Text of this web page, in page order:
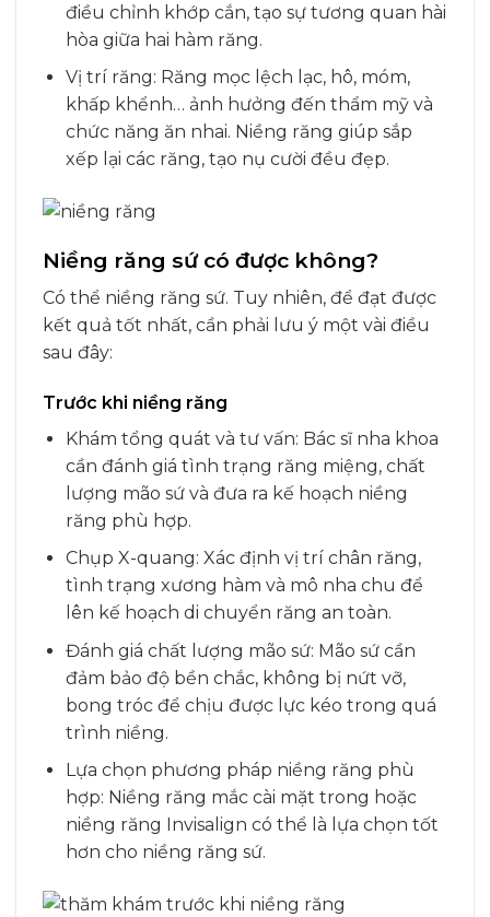
điều chỉnh khớp cắn, tạo sự tương quan hài
hòa giữa hai hàm răng.
Vị trí răng: Răng mọc lệch lạc, hô, móm,
khấp khểnh… ảnh hưởng đến thẩm mỹ và
chức năng ăn nhai. Niềng răng giúp sắp
xếp lại các răng, tạo nụ cười đều đẹp.
Niềng răng sứ có được không?
Có thể niềng răng sứ. Tuy nhiên, để đạt được
kết quả tốt nhất, cần phải lưu ý một vài điều
sau đây:
Trước khi niềng răng
Khám tổng quát và tư vấn: Bác sĩ nha khoa
cần đánh giá tình trạng răng miệng, chất
lượng mão sứ và đưa ra kế hoạch niềng
răng phù hợp.
Chụp X-quang: Xác định vị trí chân răng,
tình trạng xương hàm và mô nha chu để
lên kế hoạch di chuyển răng an toàn.
Đánh giá chất lượng mão sứ: Mão sứ cần
đảm bảo độ bền chắc, không bị nứt vỡ,
bong tróc để chịu được lực kéo trong quá
trình niềng.
Lựa chọn phương pháp niềng răng phù
hợp: Niềng răng mắc cài mặt trong hoặc
niềng răng Invisalign có thể là lựa chọn tốt
hơn cho niềng răng sứ.